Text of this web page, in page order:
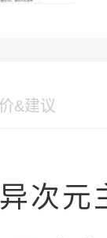
&建议
元